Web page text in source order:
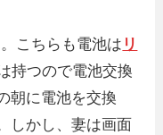
こちらも電池は リ
持つので電池交換
朝に電池を交換
しかし、妻は画面